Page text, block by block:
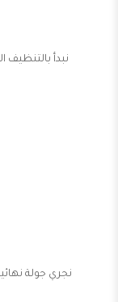
نبدأ بالتنظيف
نجري جولة